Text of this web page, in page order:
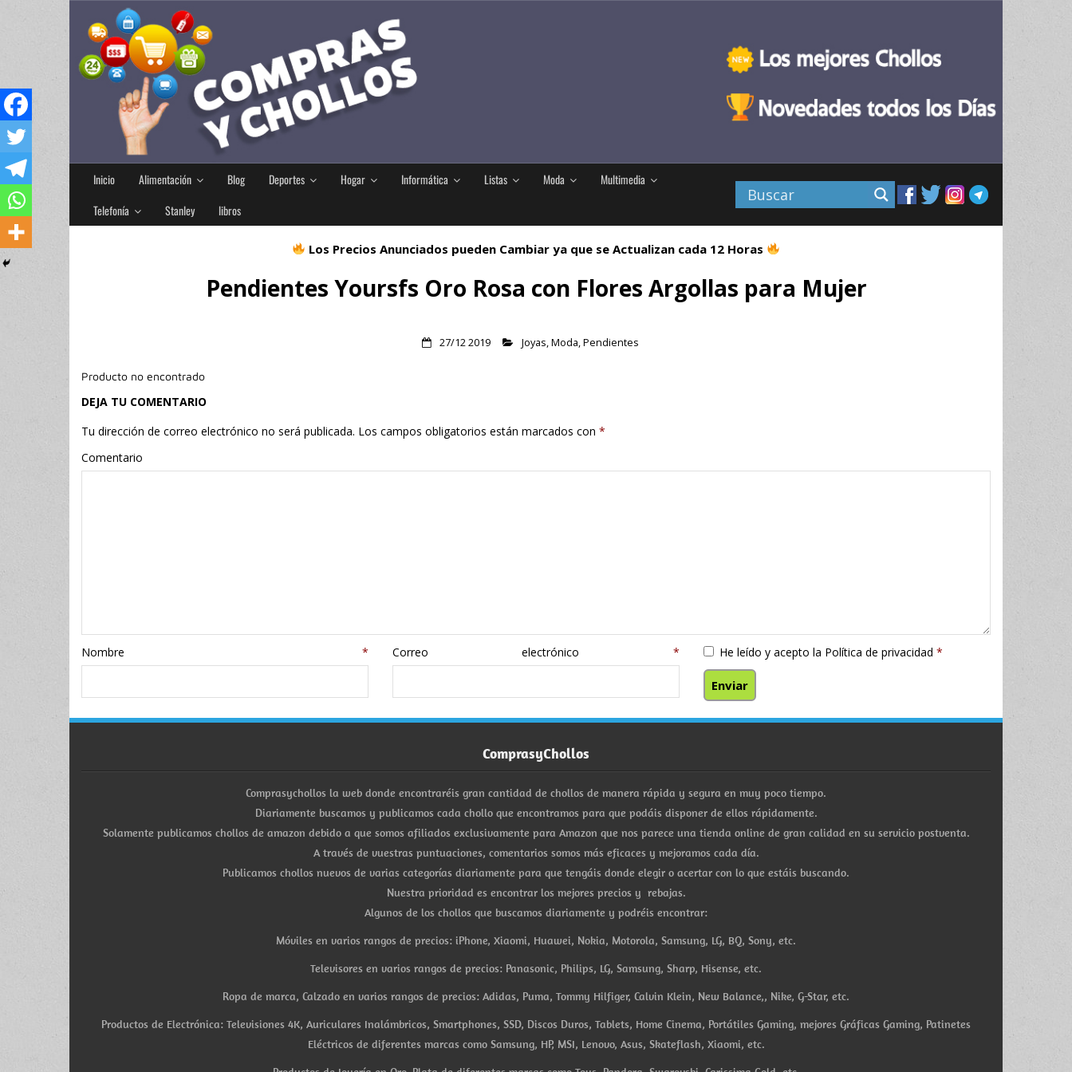
Inicio Alimentación Blog Deportes Hogar Informática Listas Moda
Multimedia
Telefonía
Stanley libros
Los Precios Anunciados pueden Cambiar ya que se Actualizan cada 12 Horas
Pendientes Yoursfs Oro Rosa con Flores Argollas para Mujer
27/12 2019 Joyas,Moda,Pendientes
Producto no encontrado
DEJA TU COMENTARIO
Tu dirección de correo electrónico no será publicada. Los campos obligatorios están marcados con *
Comentario
Nombre* Correo electrónico* He leído y acepto la Política de privacidad *
ComprasyChollos
Comprasychollos la web donde encontraréis gran cantidad de chollos de manera rápida y segura en muy poco tiempo.
Diariamente buscamos y publicamos cada chollo que encontramos para que podáis disponer de ellos rápidamente.
Solamente publicamos chollos de amazon debido a que somos afiliados exclusivamente para Amazon que nos parece una tienda online de gran calidad en su servicio postventa.
A través de vuestras puntuaciones, comentarios somos más eficaces y mejoramos cada día.
Publicamos chollos nuevos de varias categorías diariamente para que tengáis donde elegir o acertar con lo que estáis buscando.
Nuestra prioridad es encontrar los mejores precios y rebajas.
Algunos de los chollos que buscamos diariamente y podréis encontrar:
Móviles en varios rangos de precios: iPhone, Xiaomi, Huawei, Nokia, Motorola, Samsung, LG, BQ, Sony, etc.
Televisores en varios rangos de precios: Panasonic, Philips, LG, Samsung, Sharp, Hisense, etc.
Ropa de marca, Calzado en varios rangos de precios: Adidas, Puma, Tommy Hilfiger, Calvin Klein, New Balance,, Nike, G-Star, etc.
Productos de Electrónica: Televisiones 4K, Auriculares Inalámbricos, Smartphones, SSD, Discos Duros, Tablets, Home Cinema, Portátiles Gaming, mejores Gráficas Gaming, Patinetes
Eléctricos de diferentes marcas como Samsung, HP, MSI, Lenovo, Asus, Skateflash, Xiaomi, etc.